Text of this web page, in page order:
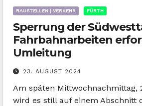
BAUSTELLEN | VERKEHR FÜRTH
Sperrung der
Fahrbahnarbeiten
Umleitung
23. AUGUST 2024
Am späten Mittwochnachmittag,
wird es still auf einem Abschnitt